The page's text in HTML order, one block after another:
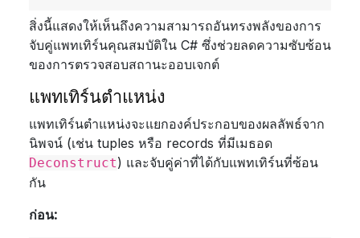
สิ่งนี้แสดงให้เห็นถึงความสามารถอันทรงพลังของการ
จับคู่แพทเทิร์นคุณสมบัติใน C# ซึ่งช่วยลดความซับซ้อน
ของการตรวจสอบสถานะออบเจกต์
แพทเทิร์นตำแหน่ง
แพทเทิร์นตำแหน่งจะแยกองค์ประกอบของผลลัพธ์จาก
นิพจน์ (เช่น tuples หรือ records ที่มีเมธอด
Deconstruct) และจับคู่ค่าที่ได้กับแพทเทิร์นที่ซ้อน
กัน
ก่อน: